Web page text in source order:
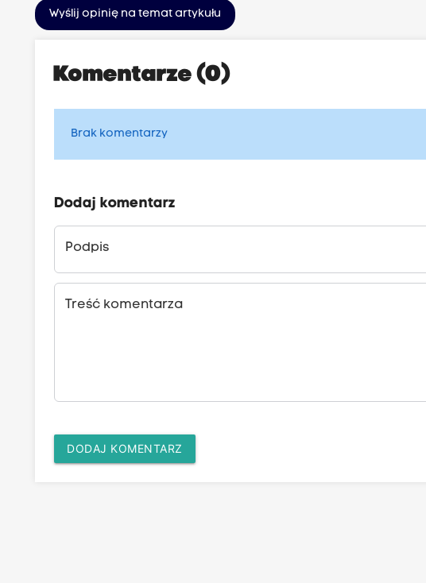
Wyślij opinię na temat artykułu
Komentarze (0)
Brak komentarzy
Dodaj komentarz
Podpis
Treść komentarza
DODAJ KOMENTARZ